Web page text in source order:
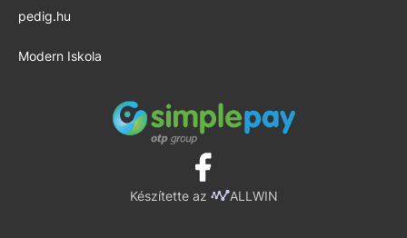
pedig.hu
Modern Iskola
Készítette az ALLWIN